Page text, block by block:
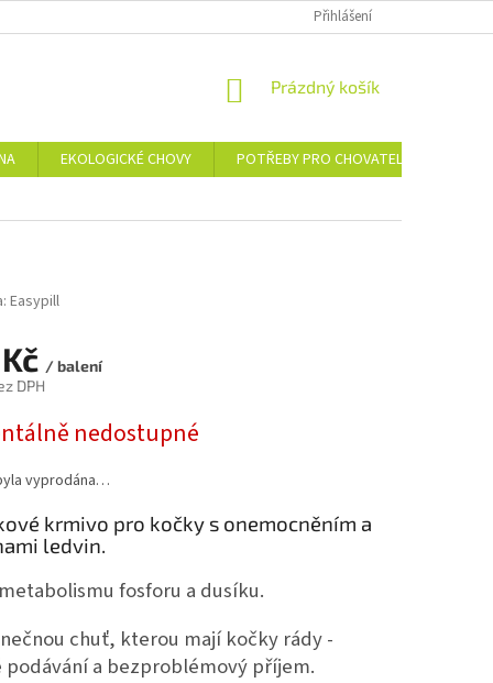
Přihlášení
NÁKUPNÍ
Prázdný košík
EKOLOGICKÉ CHOVY POTŘEBY PRO CHOVATELE
Easypill
/ balení
DPH
nedostupné
vyprodána…
krmivo pro kočky s onemocněním a
ledvin.
fosforu a dusíku.
chuť, kterou mají kočky rády -
podávání a bezproblémový příjem.